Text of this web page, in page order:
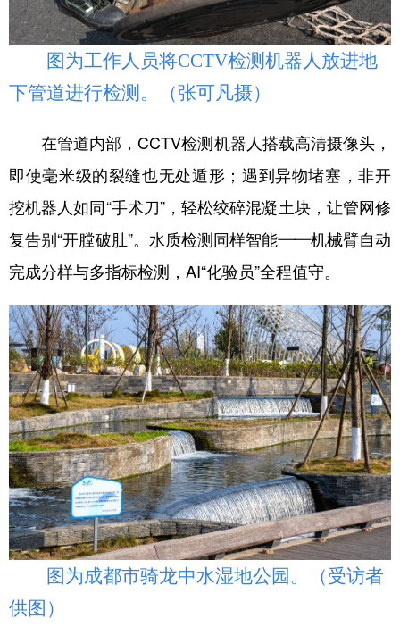
图为工作人员将CCTV检测机器人放进地
下管道进行检测。（张可凡摄）
在管道内部，CCTV检测机器人搭载高清摄像头，
即使毫米级的裂缝也无处遁形；遇到异物堵塞，非开
挖机器人如同“手术刀”，轻松绞碎混凝土块，让管网修
复告别“开膛破肚”。水质检测同样智能——机械臂自动
完成分样与多指标检测，AI“化验员”全程值守。
图为成都市骑龙中水湿地公园。（受访者
供图）